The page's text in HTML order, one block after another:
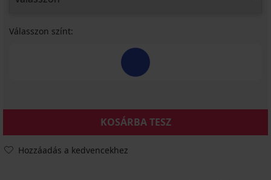
Válasszon színt:
KOSÁRBA TESZ
Hozzáadás a kedvencekhez